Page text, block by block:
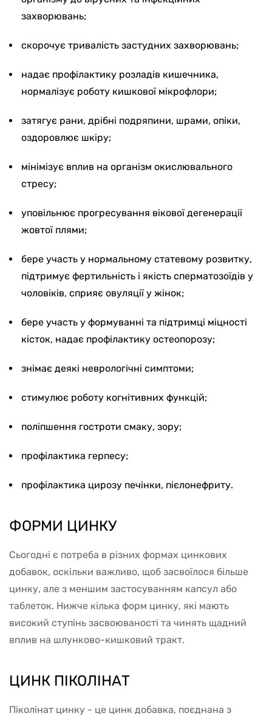
захворювань;
скорочує тривалість застудних захворювань;
надає профілактику розладів кишечника,
нормалізує роботу кишкової мікрофлори;
затягує рани, дрібні подряпини, шрами, опіки,
оздоровлює шкіру;
мінімізує вплив на організм окислювального
стресу;
уповільнює прогресування вікової дегенерації
жовтої плями;
бере участь у нормальному статевому розвитку,
підтримує фертильність і якість сперматозоїдів у
чоловіків, сприяє овуляції у жінок;
бере участь у формуванні та підтримці міцності
кісток, надає профілактику остеопорозу;
знімає деякі неврологічні симптоми;
стимулює роботу когнітивних функцій;
поліпшення гостроти смаку, зору;
профілактика герпесу;
профілактика цирозу печінки, пієлонефриту.
ФОРМИ ЦИНКУ
Сьогодні є потреба в різних формах цинкових
добавок, оскільки важливо, щоб засвоїлося більше
цинку, але з меншим застосуванням капсул або
таблеток. Нижче кілька форм цинку, які мають
високий ступінь засвоюваності та чинять щадний
вплив на шлунково-кишковий тракт.
ЦИНК ПІКОЛІНАТ
Піколінат цинку - це цинк добавка, поєднана з